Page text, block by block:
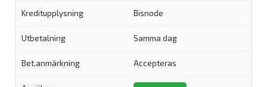
Bisnode
Samma dag
Accepteras